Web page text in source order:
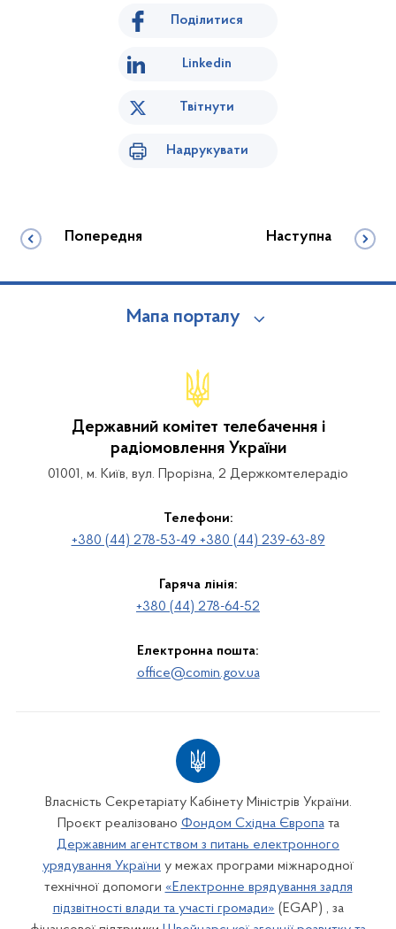
Поділитися
Linkedin
Твітнути
Надрукувати
Попередня Наступна
Мапа порталу
Державний комітет телебачення і
радіомовлення України
01001, м. Київ, вул. Прорізна, 2 Держкомтелерадіо
Телефони:
+380 (44) 278-53-49 +380 (44) 239-63-89
Гаряча лінія:
+380 (44) 278-64-52
Електронна пошта:
office@comin.gov.ua
Власність Секретаріату Кабінету Міністрів України.
Проєкт реалізовано Фондом Східна Європата
Державним агентством з питань електронного
урядування України у межах програми міжнародної
технічної допомоги «Електронне врядування задля
підзвітності влади та участі громади» (EGAP) , за